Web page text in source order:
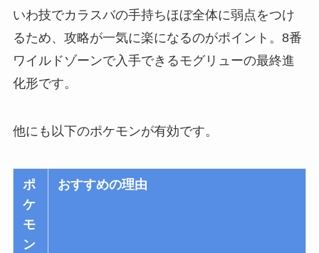
いわ技でカラスバの手持ちほぼ全体に弱点をつけ
るため、攻略が一気に楽になるのがポイント。8番
ワイルドゾーンで入手できるモグリューの最終進
化形です。
他にも以下のポケモンが有効です。
ポ
ケ
モ
ン
おすすめの理由